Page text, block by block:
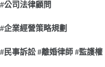
#公司法律顧問
#企業經營策略規劃
#民事訴訟 #離婚律師 #監護權